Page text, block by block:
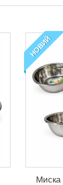
НОВИЙ
Миска